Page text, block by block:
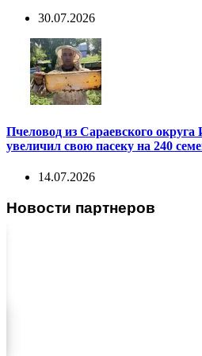
30.07.2026
Пчеловод из Сараевского округа
увеличил свою пасеку на 240
14.07.2026
Новости партнеров